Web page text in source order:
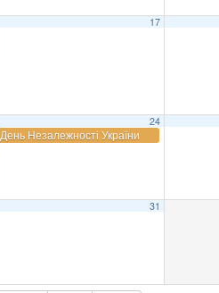
17
24
День Незалежності України
31